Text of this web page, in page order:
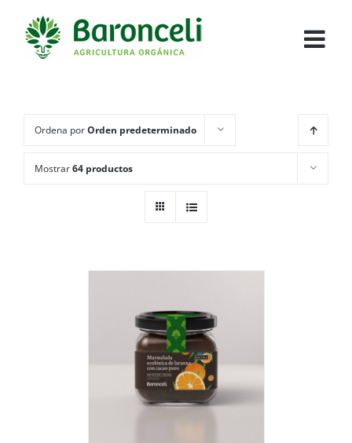
Ordena porOrden predeterminado
Mostrar64 productos